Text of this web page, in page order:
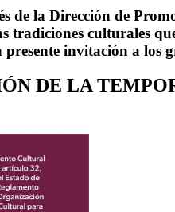
de la Dirección de
culturales
invitación a
DE LA